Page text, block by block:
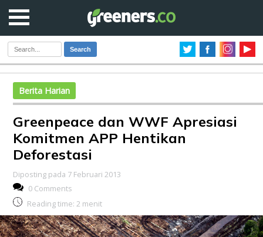
Search
Berita Harian
Greenpeace dan WWF Apresiasi
Komitmen APP Hentikan
Deforestasi
Diposting pada 7 Februari 2013
0 Comments
Reading time: 2 menit